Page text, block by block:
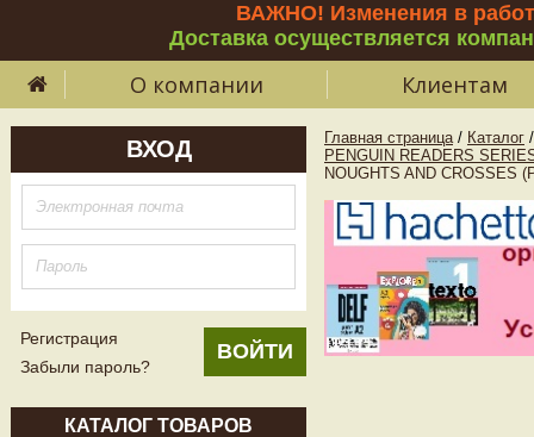
ВАЖНО! Изменения в
Доставка осуществляется
О компании Клиентам
ВХОД
Регистрация
Забыли пароль?
КАТАЛОГ ТОВАРОВ
Главная страница / Каталог /
PENGUIN READERS
NOUGHTS AND CROSSES